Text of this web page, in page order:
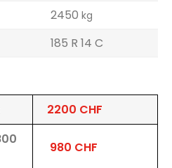
2450 kg
185 R 14 C
2200 CHF
980 CHF